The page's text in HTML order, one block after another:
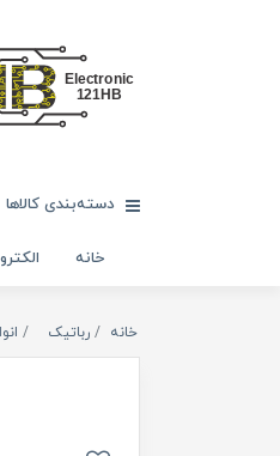
دسته‌بندی کالاها
خانه
خانه رباتیک